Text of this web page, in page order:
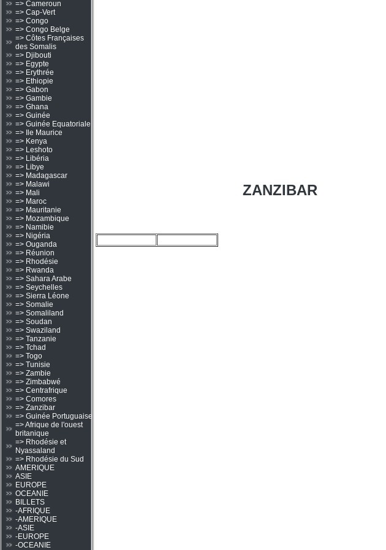
=> Cameroun
=> Cap-Vert
=> Congo
=> Congo Belge
=> Côtes Françaises
des Somalis
=> Djibouti
=> Egypte
=> Erythrée
=> Ethiopie
=> Gabon
=> Gambie
=> Ghana
=> Guinée
=> Guinée Equatoriale
=> Ile Maurice
=> Kenya
=> Leshoto
=> Libéria
=> Libye
=> Madagascar
=> Malawi
=> Mali
=> Maroc
=> Mauritanie
=> Mozambique
=> Namibie
=> Nigéria
=> Ouganda
=> Réunion
=> Rhodésie
=> Rwanda
=> Sahara Arabe
=> Seychelles
=> Sierra Léone
=> Somalie
=> Somaliland
=> Soudan
=> Swaziland
=> Tanzanie
=> Tchad
=> Togo
=> Tunisie
=> Zambie
=> Zimbabwé
=> Centrafrique
=> Comores
=> Zanzibar
=> Guinée Portuguaise
=> Afrique de l'ouest
britanique
=> Rhodésie et
Nyassaland
=> Rhodésie du Sud
AMERIQUE
ASIE
EUROPE
OCEANIE
BILLETS
-AFRIQUE
-AMERIQUE
-ASIE
-EUROPE
-OCEANIE
ZANZIBAR